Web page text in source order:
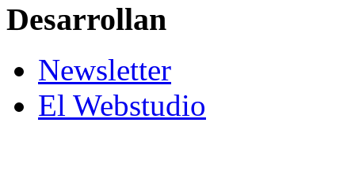
Desarrollan
Newsletter
El Webstudio